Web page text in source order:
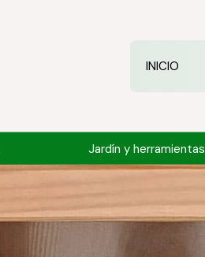
INICIO
Jardín y herramientas